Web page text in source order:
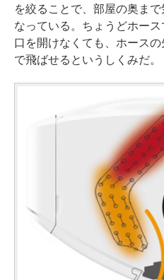
を絞ることで、部屋の奥ま
なっている。ちょうどホー
口を開けなくても、ホース
で飛ばせるというしくみだ。